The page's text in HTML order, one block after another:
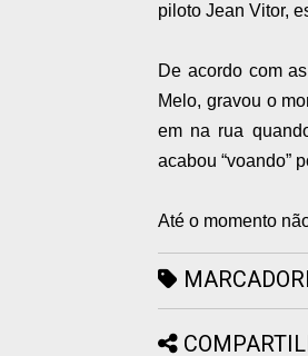
piloto Jean Vitor,
De acordo com
Melo, gravou o
em na rua
acabou “voando”
Até o momento